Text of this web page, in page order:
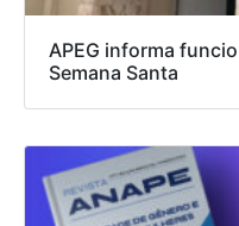
APEG informa
Semana Santa